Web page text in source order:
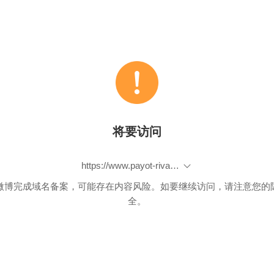
将要访问
https://www.payot-rivages.fr/rivages/livre/lattrapeur-doiseaux-9782743655785
博完成域名备案，可能存在内容风险。如要继续访问，请注意您的
全。